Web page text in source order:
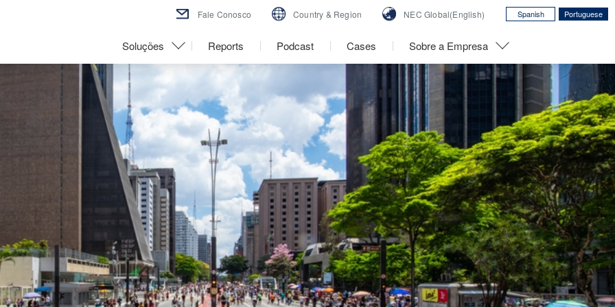
Spanish Portuguese
Soluções Reports Podcast Cases Sobre a Empresa
Fale Conosco Country & Region NEC Global(English)